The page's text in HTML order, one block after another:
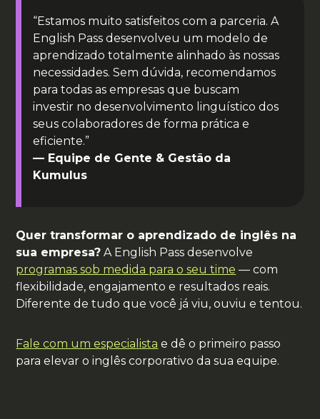
“Estamos muito satisfeitos com a parceria. A
English Pass desenvolveu um modelo de
aprendizado totalmente alinhado às nossas
necessidades. Sem dúvida, recomendamos
para todas as empresas que buscam
investir no desenvolvimento linguístico dos
seus colaboradores de forma prática e
eficiente.”
— Equipe de Gente & Gestão da
Kumulus
Quer transformar o aprendizado de inglês na
sua empresa? A English Pass desenvolve
programas sob medida para o seu time — com
flexibilidade, engajamento e resultados reais.
Diferente de tudo que você já viu, ouviu e tentou.
Fale com um especialista e dê o primeiro passo
para elevar o inglês corporativo da sua equipe.